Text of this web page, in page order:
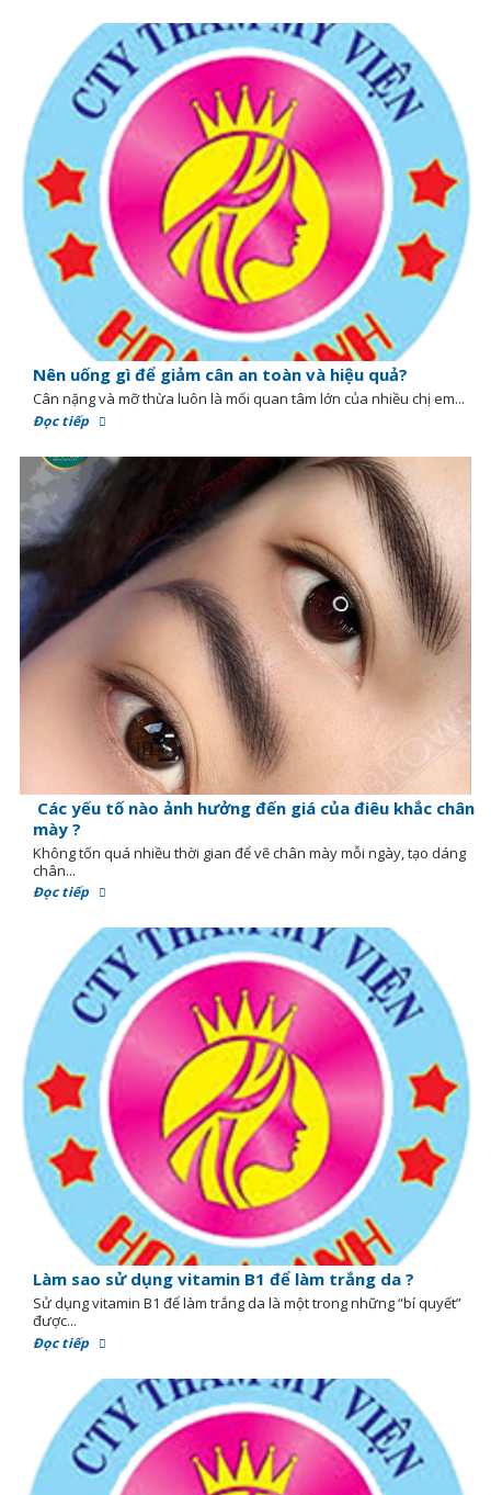
Nên uống gì để giảm cân an toàn và hiệu quả?
Cân nặng và mỡ thừa luôn là mối quan tâm lớn của nhiều chị em...
Đọc tiếp
Các yếu tố nào ảnh hưởng đến giá của điêu khắc chân
mày ?
Không tốn quá nhiều thời gian để vẽ chân mày mỗi ngày, tạo dáng
chân...
Đọc tiếp
Làm sao sử dụng vitamin B1 để làm trắng da ?
Sử dụng vitamin B1 để làm trắng da là một trong những “bí quyết”
được...
Đọc tiếp